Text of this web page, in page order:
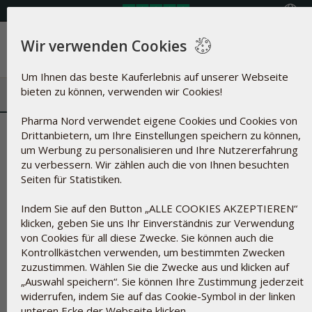
Menü
Beta-Carotin | Fettlöslicher
Pflanzenfarbstoff und
Wir verwenden Cookies
Um Ihnen das beste Kauferlebnis auf unserer Webseite
bieten zu können, verwenden wir Cookies!
Pharma Nord verwendet eigene Cookies und Cookies von
Drittanbietern, um Ihre Einstellungen speichern zu können,
um Werbung zu personalisieren und Ihre Nutzererfahrung
zu verbessern. Wir zählen auch die von Ihnen besuchten
Seiten für Statistiken.
Indem Sie auf den Button „ALLE COOKIES AKZEPTIEREN“
klicken, geben Sie uns Ihr Einverständnis zur Verwendung
von Cookies für all diese Zwecke. Sie können auch die
Kontrollkästchen verwenden, um bestimmten Zwecken
zuzustimmen. Wählen Sie die Zwecke aus und klicken auf
„Auswahl speichern“. Sie können Ihre Zustimmung jederzeit
widerrufen, indem Sie auf das Cookie-Symbol in der linken